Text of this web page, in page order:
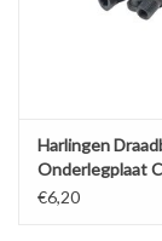
Harlingen
Onderlegplaat
€6,20